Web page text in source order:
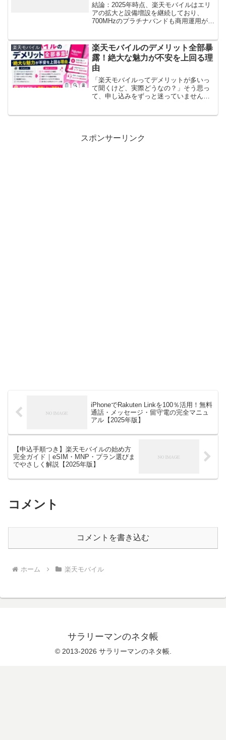
結論：2025年時点、楽天モバイルはエリ
アの拡大と設備増設を継続しており、
700MHzのプラチナバンドも商用運用が始
速度にムラが出ることは依然としてあり
ます。契約前には...
楽天モバイル
楽天モバイルのデメリット全部暴
露！絶大な魅力が不安を上回る理
由
「楽天モバイルってデメリットが多いっ
て聞くけど、実際どうなの？」そう思っ
て、申し込みをずっと迷っていません
スポンサーリンク
iPhoneでRakuten Linkを100％活用！無料
通話・メッセージ・留守電の完全マニュ
アル【2025年版】
【申込手順つき】楽天モバイルの始め方
完全ガイド｜eSIM・MNP・プラン選びま
でやさしく解説【2025年版】
コメント
コメントを書き込む
ホーム 楽天モバイル
サラリーマンのネタ帳
© 2013-2026 サラリーマンのネタ帳.